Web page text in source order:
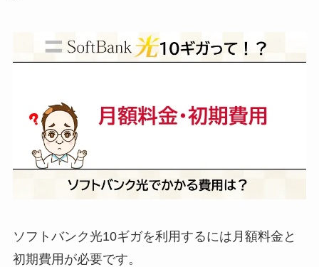
ソフトバンク光10ギガを利用するには月額料金と
初期費用が必要です。